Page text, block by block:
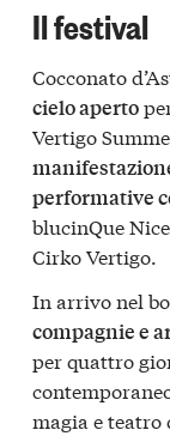
Il festival
Cocconato
cielo aperto
Vertigo
performative
blucinQue
Cirko Vertigo.
In arrivo nel
compagnie e
per quattro
magia e teatro